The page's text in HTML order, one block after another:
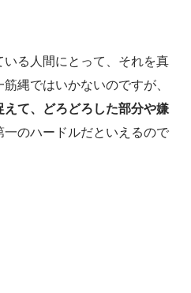
る人間にとって、それを真
縄ではいかないのですが、
て、どろどろした部分や嫌
一のハードルだといえるので